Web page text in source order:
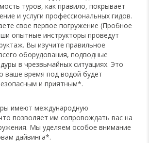
туров, как правило, покрывает
и услуги профессиональных гидов.
свое первое погружение (Пробное
опытные инструкторы проведут
Вы изучите правильное
оборудования, подводные
в чрезвычайных ситуациях. Это
ваше время под водой будет
и приятным*.
имеют международную
позволяет им сопровождать вас на
Мы уделяем особое внимание
дайвинга*.